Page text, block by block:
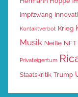
Impfzwang
Kontaktverbot Krieg
Musik Neiße NFT
Privateigentum
Staatskritik Trump